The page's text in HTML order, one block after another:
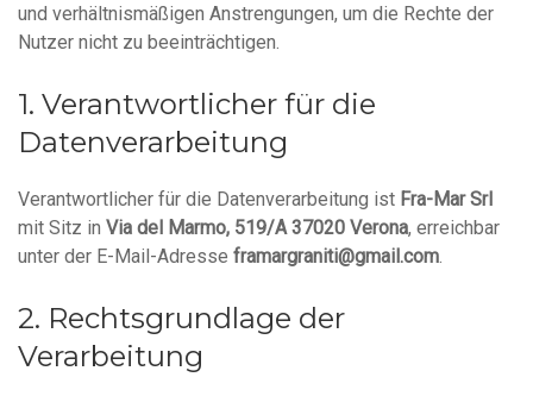
und verhältnismäßigen Anstrengungen, um die Rechte der
Nutzer nicht zu beeinträchtigen.
Verantwortlicher für die
Datenverarbeitung
Verantwortlicher für die Datenverarbeitung ist Fra-Mar Srl
mit Sitz in Via del Marmo, 519/A 37020 Verona, erreichbar
unter der E-Mail-Adresse framargraniti@gmail.com
Rechtsgrundlage der
Verarbeitung